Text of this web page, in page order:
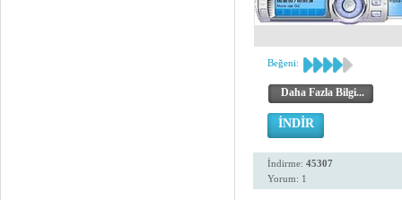
Beğeni:
Daha Fazla Bilgi...
İNDİR
İndirme: 45307
Yorum: 1